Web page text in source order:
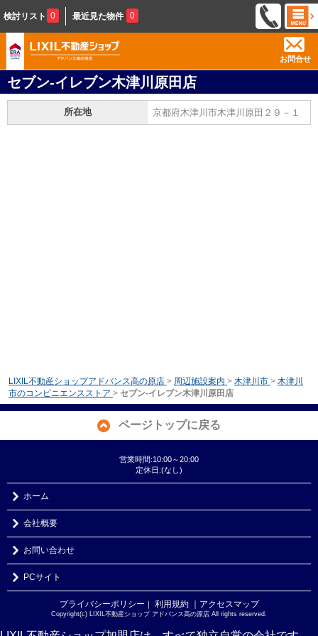
検討リスト 0 最近見た物件 0
お問合せ
セブン-イレブン木津川原田店
所在地 京都府木津川市木津川原田２９－１
LIXIL不動産ショップアドバンス高の原店 > 周辺施設案内 > 木津川市 > 木津川
市のコンビニエンスストア > セブン-イレブン木津川原田店
ページトップに戻る
営業時間:10:00～20:00
定休日:(なし)
ホーム
会社概要
お問い合わせ
PCサイト
プライバシーポリシー ｜ 利用規約 ｜アクセスマップ
Copyright(c) LIXIL不動産ショップ アドバンス高の原店 All rights reserved.